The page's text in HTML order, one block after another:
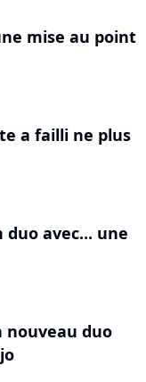
mise au point
a failli ne plus
duo avec... une
nouveau duo